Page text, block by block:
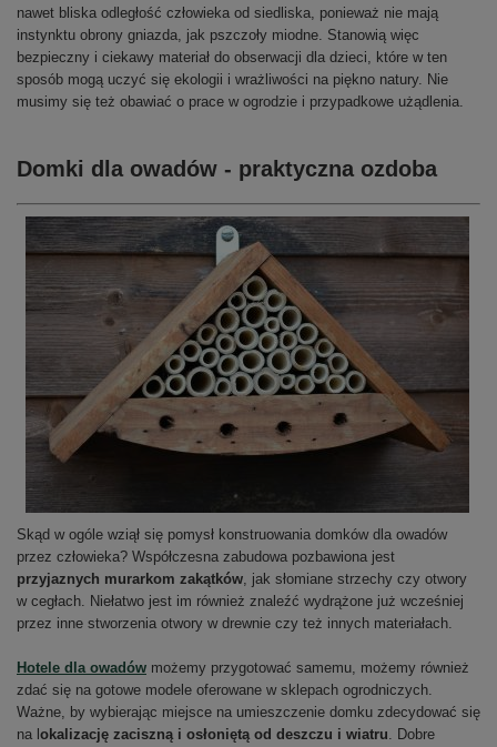
nawet bliska odległość człowieka od siedliska, ponieważ nie mają
instynktu obrony gniazda, jak pszczoły miodne. Stanowią więc
bezpieczny i ciekawy materiał do obserwacji dla dzieci, które w ten
sposób mogą uczyć się ekologii i wrażliwości na piękno natury. Nie
musimy się też obawiać o prace w ogrodzie i przypadkowe użądlenia.
Domki dla owadów - praktyczna ozdoba
Skąd w ogóle wziął się pomysł konstruowania domków dla owadów
przez człowieka? Współczesna zabudowa pozbawiona jest
przyjaznych murarkom zakątków , jak słomiane strzechy czy otwory
w cegłach. Niełatwo jest im również znaleźć wydrążone już wcześniej
przez inne stworzenia otwory w drewnie czy też innych materiałach.
Hotele dla owadów możemy przygotować samemu, możemy również
zdać się na gotowe modele oferowane w sklepach ogrodniczych.
Ważne, by wybierając miejsce na umieszczenie domku zdecydować się
na lokalizację zaciszną i osłoniętą od deszczu i wiatru . Dobre